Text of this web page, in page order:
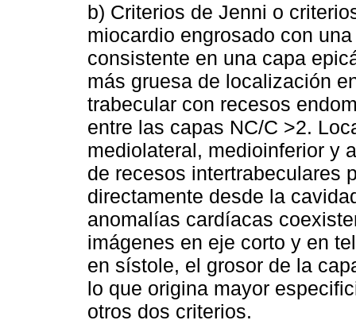
b) Criterios de Jenni o
miocardio engrosado con
consistente en una capa
más gruesa de localización
trabecular con recesos
entre las capas NC/C >2.
mediolateral, medioinferior y
de recesos intertrabeculares
directamente desde la
anomalías cardíacas
imágenes en eje corto y en
en sístole, el grosor de la
lo que origina mayor
otros dos criterios.